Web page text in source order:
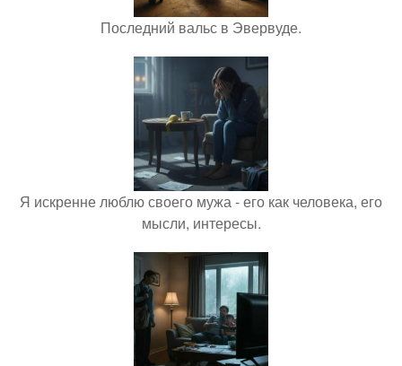
Последний вальс в Эвервуде.
Я искренне люблю своего мужа - его как человека, его
мысли, интересы.